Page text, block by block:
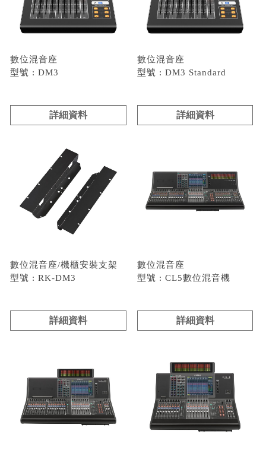
數位混音座
型號 : DM3
詳細資料
數位混音座
型號 : DM3 Standard
詳細資料
數位混音座/機櫃安裝支架
型號 : RK-DM3
詳細資料
數位混音座
型號 : CL5數位混音機
詳細資料